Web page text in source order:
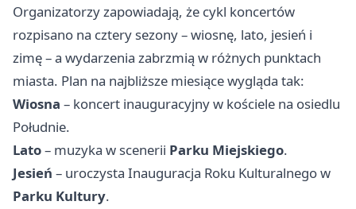
Organizatorzy zapowiadają, że cykl koncertów
rozpisano na cztery sezony – wiosnę, lato, jesień i
zimę – a wydarzenia zabrzmią w różnych punktach
miasta. Plan na najbliższe miesiące wygląda tak:
Wiosna – koncert inauguracyjny w kościele na osiedlu
Południe.
Lato– muzyka w scenerii Parku Miejskiego.
Jesień – uroczysta Inauguracja Roku Kulturalnego w
Parku Kultury.